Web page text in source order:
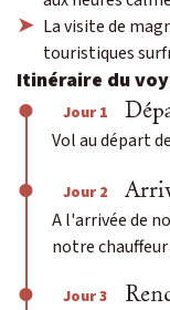
La visite de
touristiques
Itinéraire du
Jour 1
Vol au départ
Jour 2 Arrivée
A l'arrivée de
notre
Jour 3